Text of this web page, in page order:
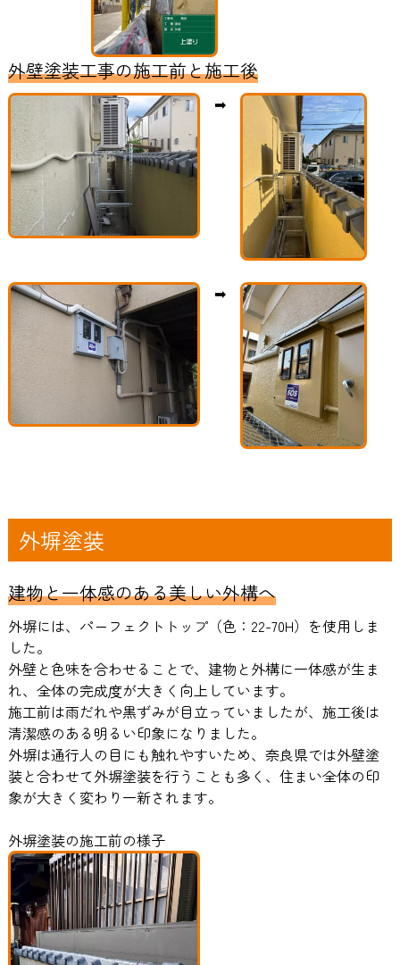
外壁塗装工事の施工前と施工後
➡
➡
外塀塗装
建物と一体感のある美しい外構へ
外塀には、パーフェクトトップ（色：22-70H）を使用しま
した。
外壁と色味を合わせることで、建物と外構に一体感が生ま
れ、全体の完成度が大きく向上しています。
施工前は雨だれや黒ずみが目立っていましたが、施工後は
清潔感のある明るい印象になりました。
外塀は通行人の目にも触れやすいため、奈良県では外壁塗
装と合わせて外塀塗装を行うことも多く、住まい全体の印
象が大きく変わり一新されます。
外塀塗装の施工前の様子